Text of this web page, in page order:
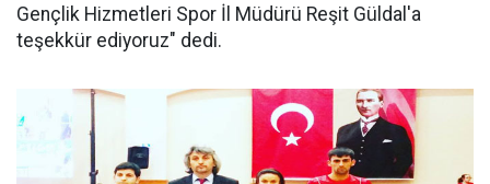
Gençlik Hizmetleri Spor İl Müdürü Reşit Güldal'a
teşekkür ediyoruz" dedi.